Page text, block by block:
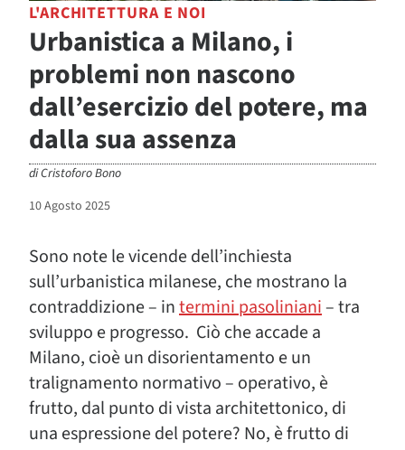
L'ARCHITETTURA E NOI
Urbanistica a Milano, i
problemi non nascono
dall’esercizio del potere, ma
dalla sua assenza
diCristoforo Bono
10 Agosto 2025
Sono note le vicende dell’inchiesta
sull’urbanistica milanese, che mostrano la
contraddizione – intermini pasoliniani– tra
sviluppo e progresso. Ciò che accade a
Milano, cioè un disorientamento e un
tralignamento normativo – operativo, è
frutto, dal punto di vista architettonico, di
una espressione del potere? No, è frutto di